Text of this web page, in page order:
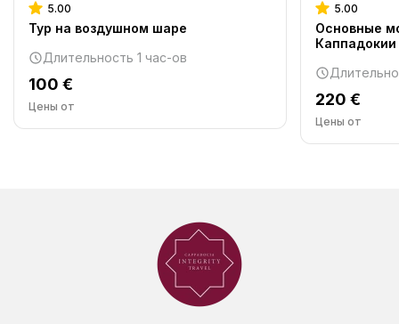
5.00
Тур на воздушном шаре
Длительность 1 час-ов
100 €
Цены от
5.00
Основные
Каппадокии
220 €
Цены от